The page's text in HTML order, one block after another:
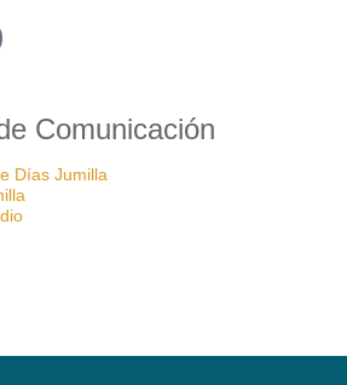
Comunicación
Días Jumilla